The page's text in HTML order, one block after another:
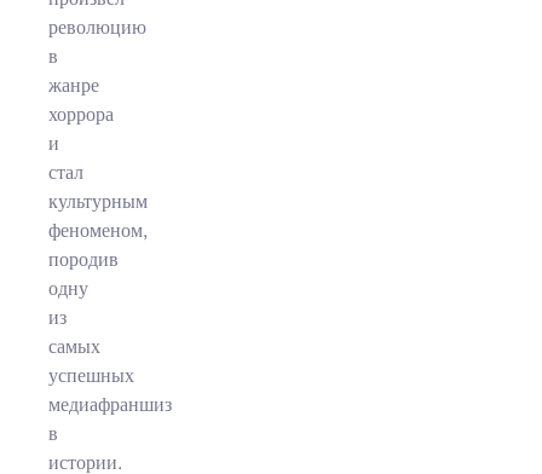
революцию
в
жанре
хоррора
и
стал
культурным
феноменом,
породив
одну
из
самых
успешных
медиафраншиз
в
истории.